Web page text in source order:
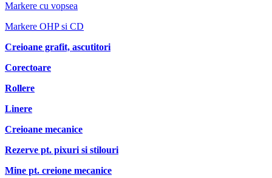
Markere cu vopsea
Markere OHP si CD
Creioane grafit, ascutitori
Corectoare
Rollere
Linere
Creioane mecanice
Rezerve pt. pixuri si stilouri
Mine pt. creione mecanice